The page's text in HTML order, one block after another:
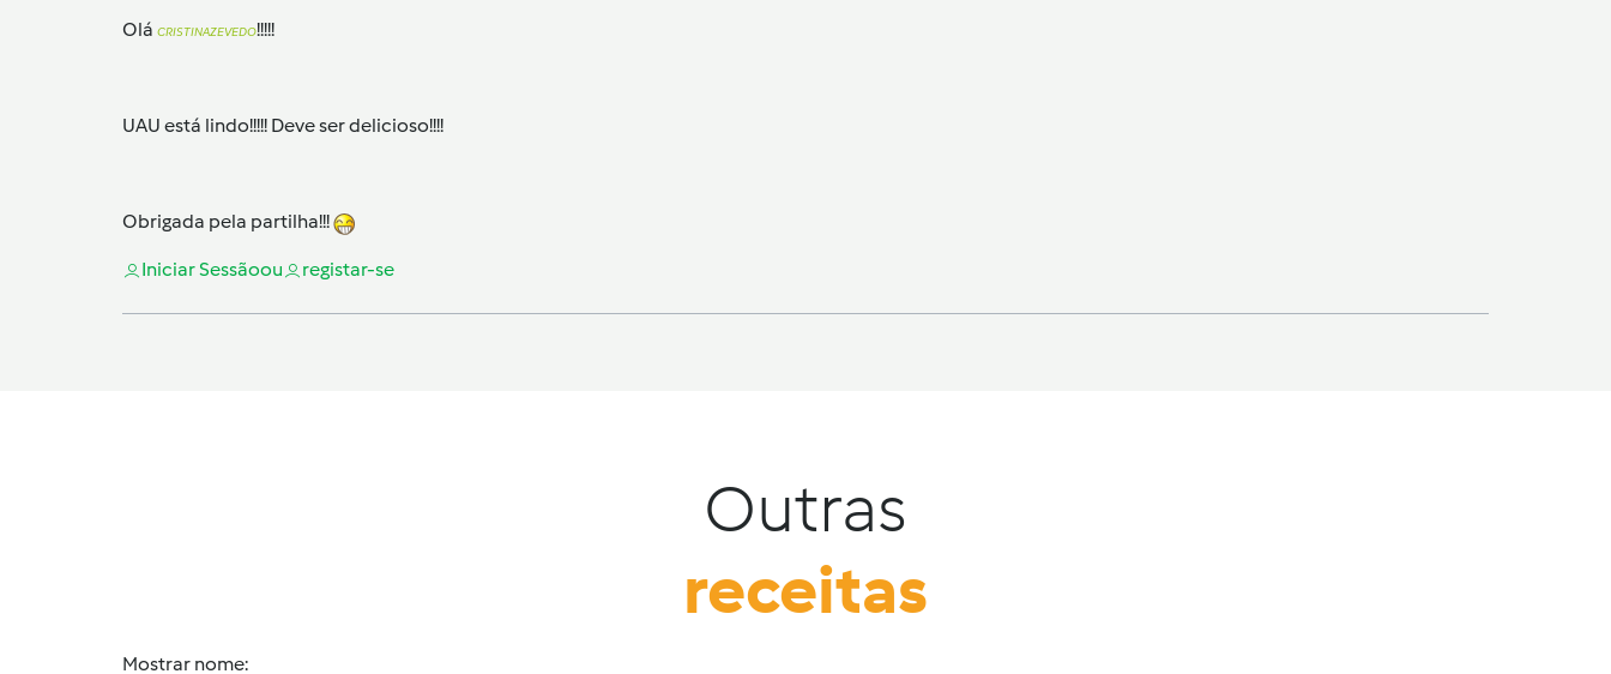
Olá CRISTINAZEVEDO!!!!!
UAU está lindo!!!!! Deve ser delicioso!!!!
Obrigada pela partilha!!!
Iniciar Sessãoou registar-se
Outras
receitas
Mostrar nome: